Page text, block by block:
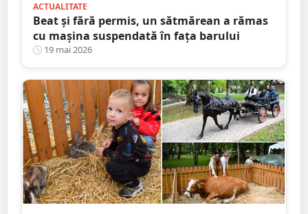
ACTUALITATE
Beat și fără permis, un sătmărean a rămas
cu mașina suspendată în fața barului
19 mai 2026